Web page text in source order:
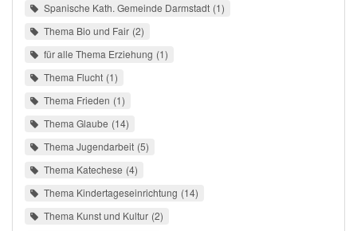
Spanische Kath. Gemeinde Darmstadt 1
Thema Bio und Fair 2
für alle Thema Erziehung 1
Thema Flucht 1
Thema Frieden 1
Thema Glaube 14
Thema Jugendarbeit 5
Thema Katechese 4
Thema Kindertageseinrichtung 14
Thema Kunst und Kultur 2